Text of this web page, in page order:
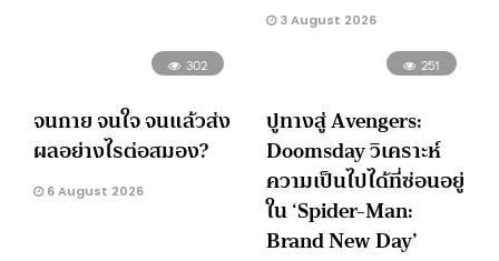
3 August 2026
302
จนกาย จนใจ จนแล้วส่ง
ผลอย่างไรต่อสมอง?
6 August 2026
251
ปูทางสู่ Avengers:
Doomsday วิเคราะห์
ความเป็นไปได้ที่ซ่อนอยู่
ใน ‘Spider-Man:
Brand New Day’